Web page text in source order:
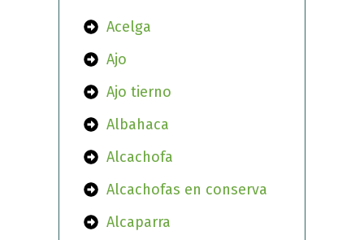
Acelga
Ajo
Ajo tierno
Albahaca
Alcachofa
Alcachofas en conserva
Alcaparra